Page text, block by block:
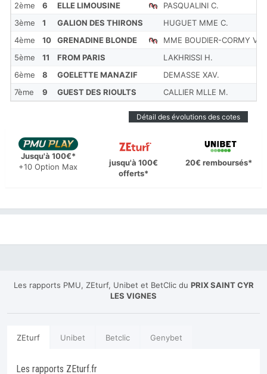
2ème
6 ELLE LIMOUSINE
PASQUALINI C.
3ème
1 GALION DES THIRONS
HUGUET MME C.
4ème
10 GRENADINE BLONDE
MME BOUDIER-CORMY V.
5ème
11 FROM PARIS
LAKHRISSI H.
6ème
8 GOELETTE MANAZIF
DEMASSE XAV.
7ème
9 GUEST DES RIOULTS CALLIER MLLE M.
Détail des évolutions des cotes
Jusqu'à 100€*
+10 Option Max
jusqu'à 100€
offerts*
20€ remboursés*
Les rapports PMU, ZEturf, Unibet et BetClic du PRIX SAINT CYR
LES VIGNES
ZEturf Unibet Betclic Genybet
Les rapports ZEturf.fr